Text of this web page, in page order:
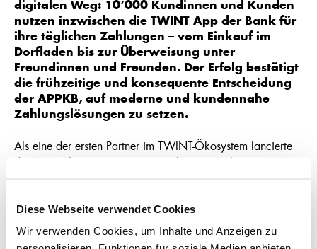
Diese Webseite verwendet Cookies
Wir verwenden Cookies, um Inhalte und Anzeigen zu
digitalen Weg: 10’000 Kundinnen und Kunden
nutzen inzwischen die TWINT App der Bank für
ihre täglichen Zahlungen – vom Einkauf im
Dorfladen bis zur Überweisung unter
Freundinnen und Freunden. Der Erfolg bestätigt
die frühzeitige und konsequente Entscheidung
der APPKB, auf moderne und kundennahe
Zahlungslösungen zu setzen.
Als eine der ersten Partner im TWINT-Ökosystem lancierte
die APPKB bereits am 19. Dezember 2017 ihre eigene
eine dynamische Entwicklung: Allein im Jahr 2025 wurden
monatlich über 100’000 Transaktionen mit der TWINT
App der APPKB durchgeführt.